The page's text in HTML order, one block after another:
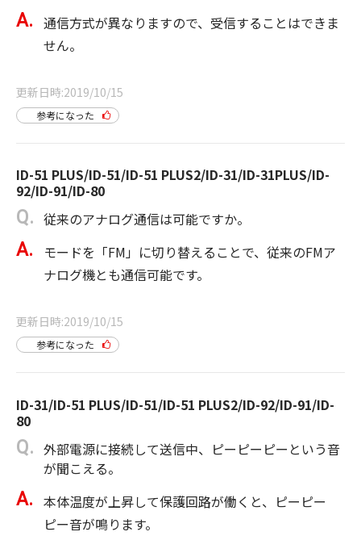
通信方式が異なりますので、受信することはできま
せん。
更新日時 2019/10/15
参考になった
ID-51 PLUS/ID-51/ID-51 PLUS2/ID-31/ID-31PLUS/ID-
92/ID-91/ID-80
従来のアナログ通信は可能ですか。
モードを「FM」に切り替えることで、従来のFMア
ナログ機とも通信可能です。
更新日時 2019/10/15
参考になった
ID-31/ID-51 PLUS/ID-51/ID-51 PLUS2/ID-92/ID-91/ID-
80
外部電源に接続して送信中、ピーピーピーという音
が聞こえる。
本体温度が上昇して保護回路が働くと、ピーピー
ピー音が鳴ります。